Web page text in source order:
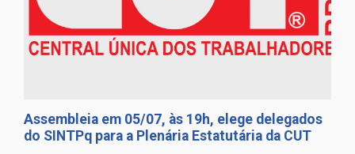
Assembleia em 05/07, às 19h, elege delegados
do SINTPq para a Plenária Estatutária da CUT